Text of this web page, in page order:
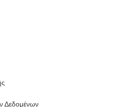
Δεδομένων